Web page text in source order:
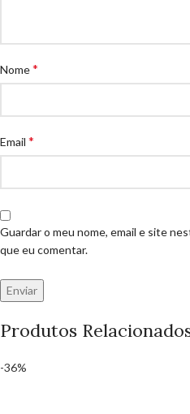
Nome*
Email *
Guardar o meu nome, email e site
que eu comentar.
Produtos
-36%